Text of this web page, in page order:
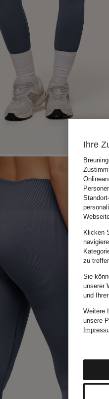
Ihre
Klicken
zu
Sie
unserer
und
Weitere
unsere